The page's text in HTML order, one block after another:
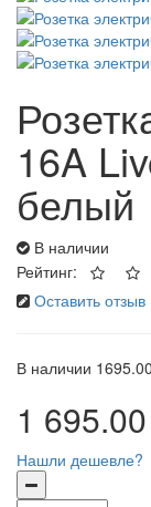
16A
белый
В наличии
Рейтинг:
Оставить отзыв
В наличии 1695.00
1
Нашли дешевле?